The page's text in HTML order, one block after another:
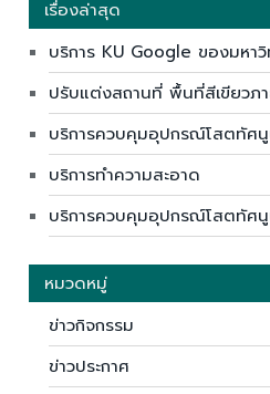
เรื่องล่าสุด
บริการ KU Google ของมหา
ปรับแต่งสถานที่ พื้นที่สีเขียวภา
บริการควบคุมอุปกรณ์โสตทัศ
บริการทำความสะอาด
บริการควบคุมอุปกรณ์โสตทัศ
หมวดหมู่
ข่าวกิจกรรม
ข่าวประกาศ